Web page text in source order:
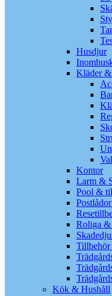
Husdjur
Kläder
Kontor
Larm &
Pool &
Roliga &
Tillbehör
Kök & Hushåll